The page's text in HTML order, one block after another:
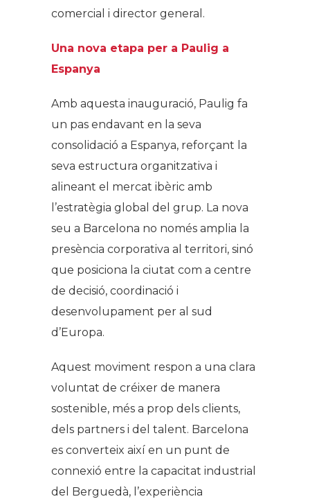
comercial i director general.
Una nova etapa per a Paulig a
Espanya
Amb aquesta inauguració, Paulig fa
un pas endavant en la seva
consolidació a Espanya, reforçant la
seva estructura organitzativa i
alineant el mercat ibèric amb
l’estratègia global del grup. La nova
seu a Barcelona no només amplia la
presència corporativa al territori, sinó
que posiciona la ciutat com a centre
de decisió, coordinació i
desenvolupament per al sud
d’Europa.
Aquest moviment respon a una clara
voluntat de créixer de manera
sostenible, més a prop dels clients,
dels partners i del talent. Barcelona
es converteix així en un punt de
connexió entre la capacitat industrial
del Berguedà, l’experiència